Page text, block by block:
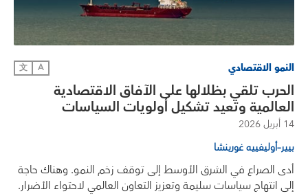
النمو الاقتصادي A
文
الحرب تلقي بظلالها على الآفاق الاقتصادية
العالمية وتعيد تشكيل أولويات السياسات
14 أبريل 2026
بيير–أوليفييه غورينشا
أدى الصراع في الشرق الأوسط إلى توقف زخم النمو. وهناك حاجة
إلى انتهاج سياسات سليمة وتعزيز التعاون العالمي لاحتواء الأضرار.